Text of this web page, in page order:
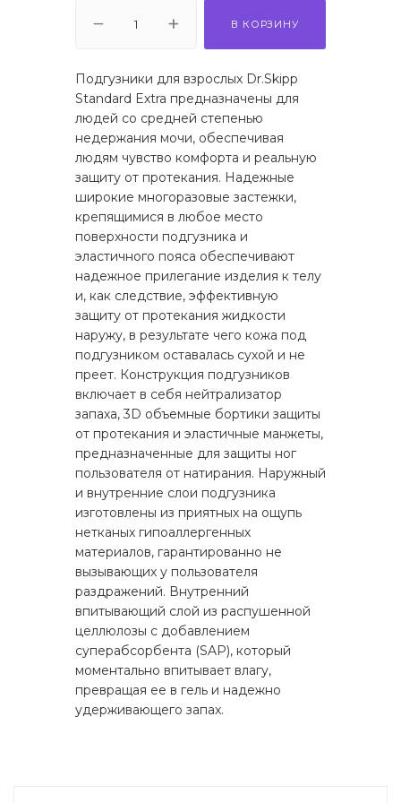
В КОРЗИНУ
Подгузники для взрослых Dr.Skipp
Standard Extra предназначены для
людей со средней степенью
недержания мочи, обеспечивая
людям чувство комфорта и реальную
защиту от протекания. Надежные
широкие многоразовые застежки,
крепящимися в любое место
поверхности подгузника и
эластичного пояса обеспечивают
надежное прилегание изделия к телу
и, как следствие, эффективную
защиту от протекания жидкости
наружу, в результате чего кожа под
подгузником оставалась сухой и не
преет. Конструкция подгузников
включает в себя нейтрализатор
запаха, 3D объемные бортики защиты
от протекания и эластичные манжеты,
предназначенные для защиты ног
пользователя от натирания. Наружный
и внутренние слои подгузника
изготовлены из приятных на ощупь
нетканых гипоаллергенных
материалов, гарантированно не
вызывающих у пользователя
раздражений. Внутренний
впитывающий слой из распушенной
целлюлозы с добавлением
суперабсорбента (SAP), который
моментально впитывает влагу,
превращая ее в гель и надежно
удерживающего запах.